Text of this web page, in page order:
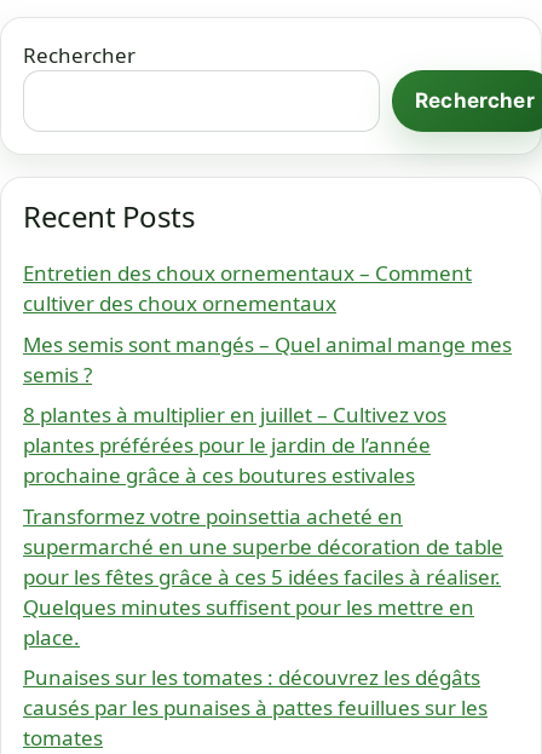
Rechercher
Rechercher
Recent Posts
Entretien des choux ornementaux – Comment
cultiver des choux ornementaux
Mes semis sont mangés – Quel animal mange mes
semis ?
8 plantes à multiplier en juillet – Cultivez vos
plantes préférées pour le jardin de l’année
prochaine grâce à ces boutures estivales
Transformez votre poinsettia acheté en
supermarché en une superbe décoration de table
pour les fêtes grâce à ces 5 idées faciles à réaliser.
Quelques minutes suffisent pour les mettre en
place.
Punaises sur les tomates : découvrez les dégâts
causés par les punaises à pattes feuillues sur les
tomates